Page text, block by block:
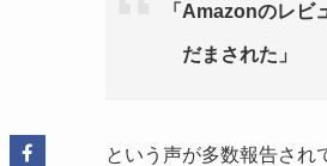
「Amazonのレビ
だまされた」
という声が多数報告され